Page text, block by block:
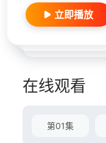
立即播放
在线观看
第01集